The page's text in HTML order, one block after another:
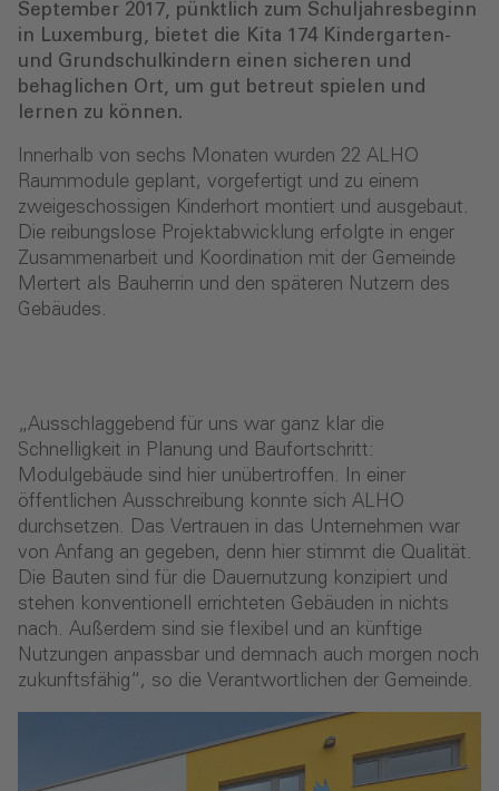
September 2017, pünktlich zum Schuljahresbeginn
in Luxemburg, bietet die Kita 174 Kindergarten-
und Grundschulkindern einen sicheren und
behaglichen Ort, um gut betreut spielen und
lernen zu können.
Innerhalb von sechs Monaten wurden 22 ALHO
Raummodule geplant, vorgefertigt und zu einem
zweigeschossigen Kinderhort montiert und ausgebaut.
Die reibungslose Projektabwicklung erfolgte in enger
Zusammenarbeit und Koordination mit der Gemeinde
Mertert als Bauherrin und den späteren Nutzern des
Gebäudes.
„Ausschlaggebend für uns war ganz klar die
Schnelligkeit in Planung und Baufortschritt:
Modulgebäude sind hier unübertroffen. In einer
öffentlichen Ausschreibung konnte sich ALHO
durchsetzen. Das Vertrauen in das Unternehmen war
von Anfang an gegeben, denn hier stimmt die Qualität.
Die Bauten sind für die Dauernutzung konzipiert und
stehen konventionell errichteten Gebäuden in nichts
nach. Außerdem sind sie flexibel und an künftige
Nutzungen anpassbar und demnach auch morgen noch
zukunftsfähig“, so die Verantwortlichen der Gemeinde.